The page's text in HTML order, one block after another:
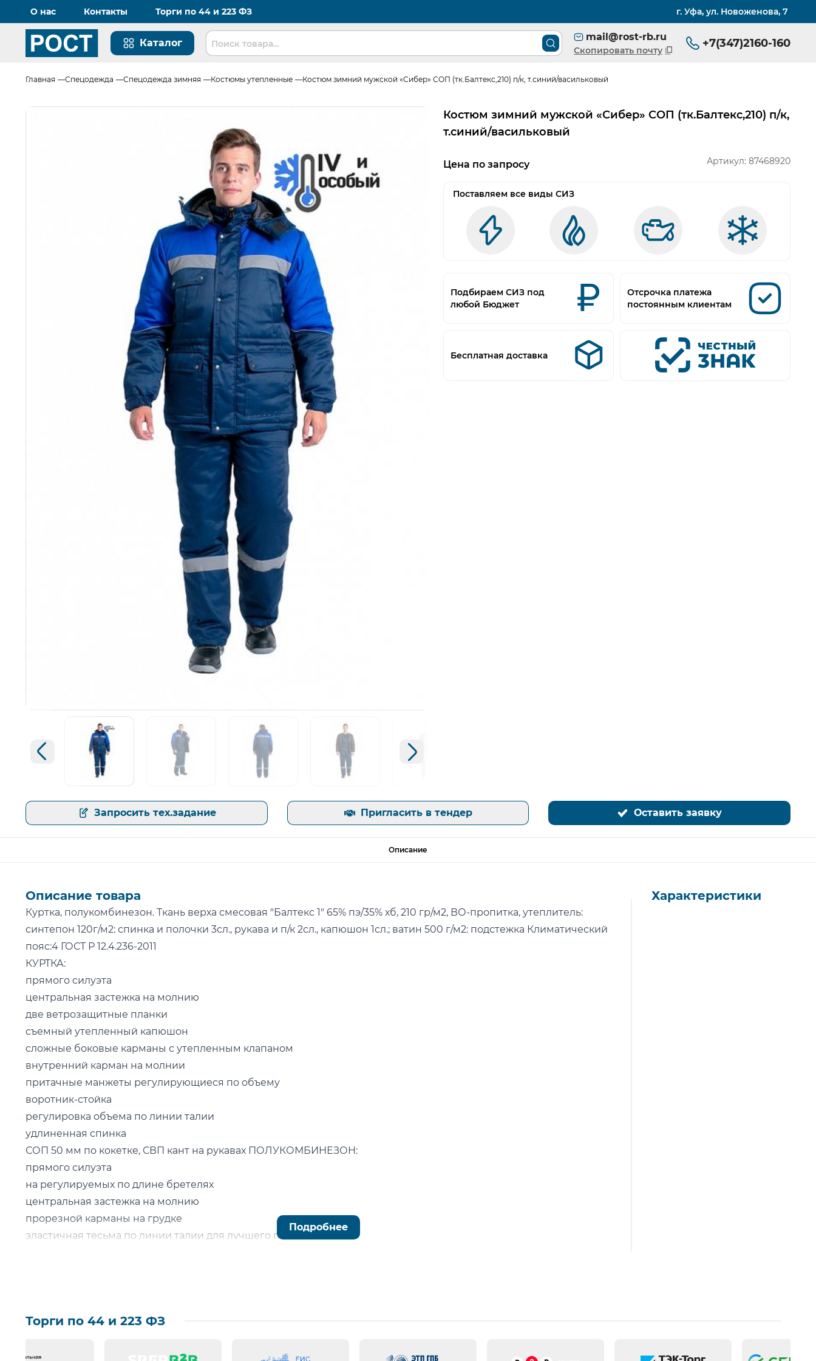
О нас Контакты Торги по 44 и 223 ФЗ г. Уфа, ул. Новоженова, 7
Каталог
Поиск товара по каталогу
mail@rost-rb.ru
Скопировать почту
+7(347)2160-160
Главная Спецодежда Спецодежда зимняя Костюмы утепленные Костюм зимний мужской «Сибер» СОП (тк.Балтекс,210) п/к, т.синий/васильковый
Открыть изображение
Предыдущий слайд
Следующий слайд
Открыть изображение
Увеличить изображение
Костюм зимний мужской «Сибер» СОП (тк.Балтекс,210) п/к,
т.синий/васильковый
Цена по запросу Артикул: 87468920
Поставляем все виды СИЗ
Подбираем СИЗ под
любой Бюджет
Отсрочка платежа
постоянным клиентам
Бесплатная доставка
Запросить тех.задание Пригласить в тендер Оставить заявку
Описание
Описание товара
Куртка, полукомбинезон. Ткань верха смесовая "Балтекс 1" 65% пэ/35% хб, 210 гр/м2, ВО-пропитка, утеплитель:
синтепон 120г/м2: спинка и полочки 3сл., рукава и п/к 2сл., капюшон 1сл.; ватин 500 г/м2: подстежка Климатический
пояс:4 ГОСТ Р 12.4.236-2011
КУРТКА:
прямого силуэта
центральная застежка на молнию
две ветрозащитные планки
съемный утепленный капюшон
сложные боковые карманы с утепленным клапаном
внутренний карман на молнии
притачные манжеты регулирующиеся по объему
воротник-стойка
регулировка объема по линии талии
удлиненная спинка
СОП 50 мм по кокетке, СВП кант на рукавах ПОЛУКОМБИНЕЗОН:
прямого силуэта
на регулируемых по длине бретелях
центральная застежка на молнию
прорезной карманы на грудке
эластичная тесьма по линии талии для лучшего прилегания
ширина по низу регулируется
на левой полочке боковой нагрудный карман
Подробнее
Характеристики
Торги по 44 и 223 ФЗ